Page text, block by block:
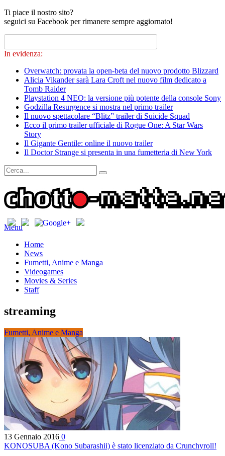
Ti piace il nostro sito?
seguici su Facebook per rimanere sempre aggiornato!
In evidenza:
Overwatch: provata la open-beta del nuovo prodotto Blizzard
Alicia Vikander sarà Lara Croft nel nuovo film dedicato a
Tomb Raider
Playstation 4 NEO: la versione più potente della console Sony
Godzilla Resurgence si mostra nel primo trailer
Il nuovo spettacolare “Blitz” trailer di Suicide Squad
Ecco il primo trailer ufficiale di Rogue One: A Star Wars
Story
Il Gigante Gentile: online il nuovo trailer
Il Doctor Strange si presenta in una fumetteria di New York
Menu
Home
News
Fumetti, Anime e Manga
Videogames
Movies & Series
Staff
streaming
Fumetti, Anime e Manga
13 Gennaio 2016 0
KONOSUBA (Kono Subarashii) è stato licenziato da Crunchyroll!